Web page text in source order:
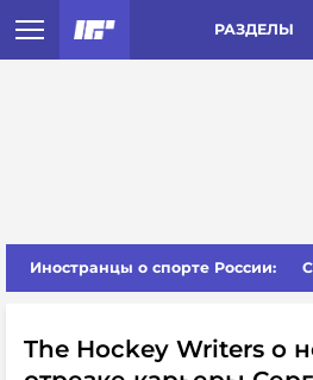
РАЗДЕЛЫ
Иностранцы о спорте России:
The Hockey Writers о